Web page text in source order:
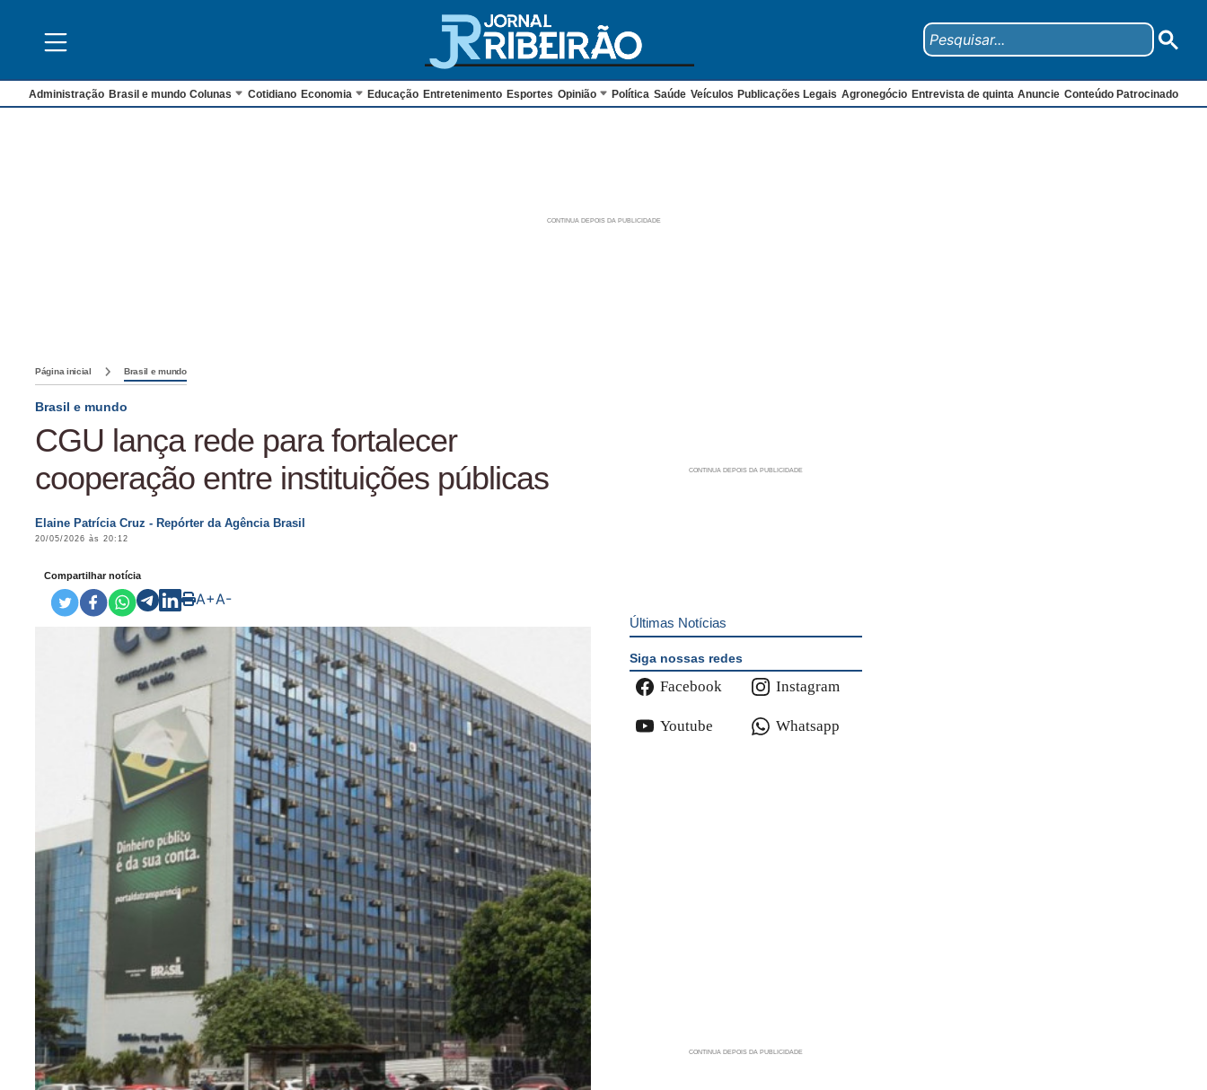
Administração Brasil e mundo Colunas Cotidiano Economia Educação Entretenimento Esportes Opinião Política Saúde Veículos Publicações Legais Agronegócio Entrevista de quinta Anuncie Conteúdo Patrocinado
Página inicial Brasil e mundo
Brasil e mundo
CGU lança rede para fortalecer
cooperação entre instituições públicas
Elaine Patrícia Cruz - Repórter da Agência Brasil
20/05/2026 às 20:12
Compartilhar notícia
A+A-
Últimas Notícias
Siga nossas redes
Facebook Instagram
Youtube Whatsapp